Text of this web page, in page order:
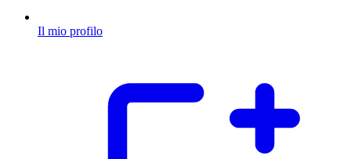
Il mio profilo